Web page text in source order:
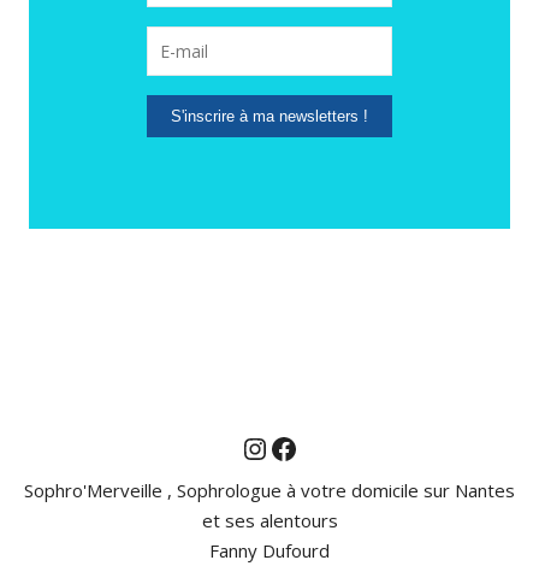
S'inscrire à ma newsletters !
Instagram
Facebook
Sophro'Merveille , Sophrologue à votre domicile sur Nantes
et ses alentours
Fanny Dufourd